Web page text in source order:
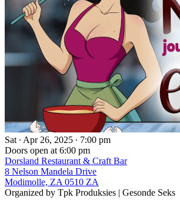
Sat ∙ Apr 26, 2025 ∙ 7:00 pm
Doors open at 6:00 pm
Dorsland Restaurant & Craft Bar
8 Nelson Mandela Drive
Modimolle, ZA 0510 ZA
Organized by Tpk Produksies | Gesonde Seks